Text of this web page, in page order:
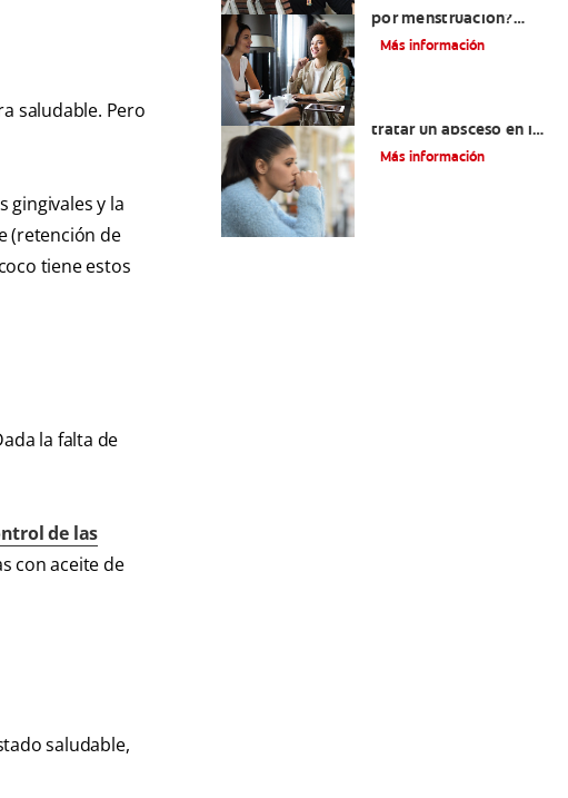
saludable. Pero
gingivales y la
(retención de
tiene estos
la falta de
de las
con aceite de
saludable,
por menstruación?
Cómo el ciclo
Más información
tratar un absceso en las
encías?
Más información